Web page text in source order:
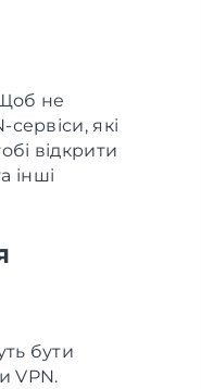
не
які
відкрити
інші
бути
VPN.